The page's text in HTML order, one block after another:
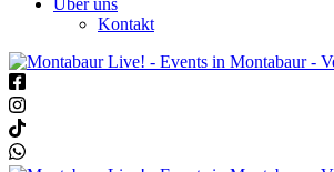
Kontakt